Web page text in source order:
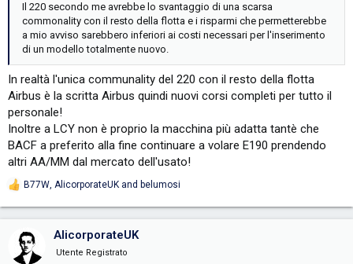
Il 220 secondo me avrebbe lo svantaggio di una scarsa
commonality con il resto della flotta e i risparmi che permetterebbe
a mio avviso sarebbero inferiori ai costi necessari per l'inserimento
di un modello totalmente nuovo.
In realtà l'unica communality del 220 con il resto della flotta
Airbus è la scritta Airbus quindi nuovi corsi completi per tutto il
personale!
Inoltre a LCY non è proprio la macchina più adatta tantè che
BACF a preferito alla fine continuare a volare E190 prendendo
altri AA/MM dal mercato dell'usato!
R
B77W AlicorporateUK and belumosi
AlicorporateUK
Utente Registrato